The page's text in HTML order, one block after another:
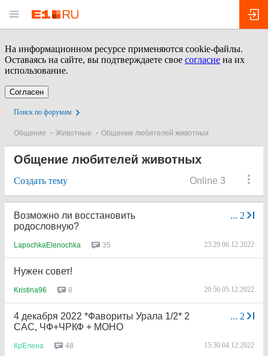
На информационном ресурсе применяются cookie-файлы.
Оставаясь на сайте, вы подтверждаете свое согласие на их
использование.
Согласен
Поиск по форумам
Общение Животные Общение любителей животных
Общение любителей животных
Online 3
Создать тему
... 2
Возможно ли восстановить
родословную?
LapochkaElenochka 35 23:29 06.12.2022
Нужен совет!
Kristina96 8 20:56 05.12.2022
... 2
4 декабря 2022 *Фавориты Урала 1/2* 2
САС, ЧФ+ЧРКФ + МОНО
КрЕлена 48 15:30 04.12.2022